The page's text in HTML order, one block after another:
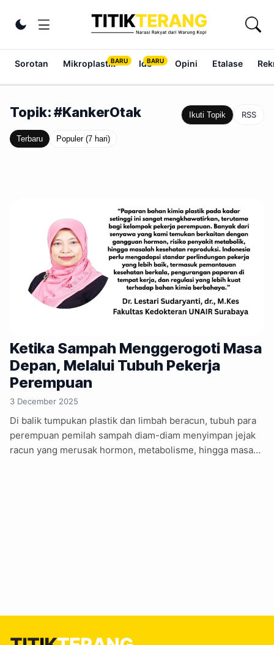
Ubah tema
Sorotan Mikroplastik Ide Opini Etalase
Topik: #KankerOtak Ikuti Topik RSS
Terbaru Populer (7 hari)
Ketika Sampah Menggerogoti Masa
Depan, Melalui Tubuh Pekerja
Perempuan
3 December 2025
Di balik tumpukan plastik dan limbah beracun, tubuh para
perempuan pemilah sampah diam-diam menyimpan jejak
racun yang merusak hormon, metabolisme, hingga masa